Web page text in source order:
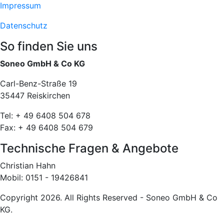
Impressum
Datenschutz
So finden Sie uns
Soneo GmbH & Co KG
Carl-Benz-Straße 19
35447 Reiskirchen
Tel: + 49 6408 504 678
Fax: + 49 6408 504 679
Technische Fragen & Angebote
Christian Hahn
Mobil: 0151 - 19426841
Copyright 2026. All Rights Reserved - Soneo GmbH & Co
KG.